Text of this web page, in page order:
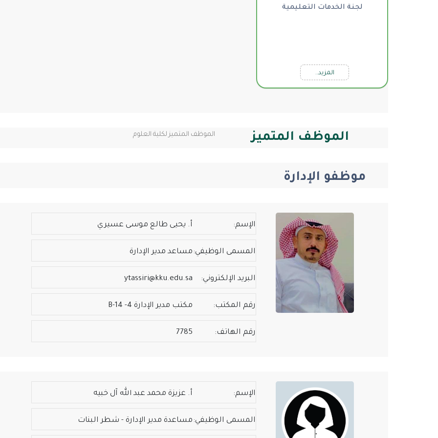
لجنة الخدمات التعليمية
المزيد..
الموظف المتميز الموظف المتميز لكلية العلوم
موظفو الإدارة
الإسم: أ. يحيى طالع موسى عسيري
المسمى الوظيفي: مساعد مدير الإدارة
البريد الإلكتروني: ytassiri@kku.edu.sa
رقم المكتب: مكتب مدير الإدارة 4- B-14
رقم الهاتف: 7785
الإسم: أ. عزيزة محمد عبد الله آل خبيه
المسمى الوظيفي: مساعدة مدير الإدارة - شطر البنات